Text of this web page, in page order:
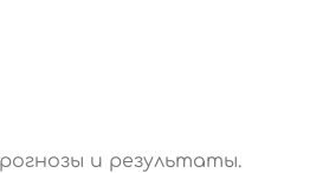
и результаты.